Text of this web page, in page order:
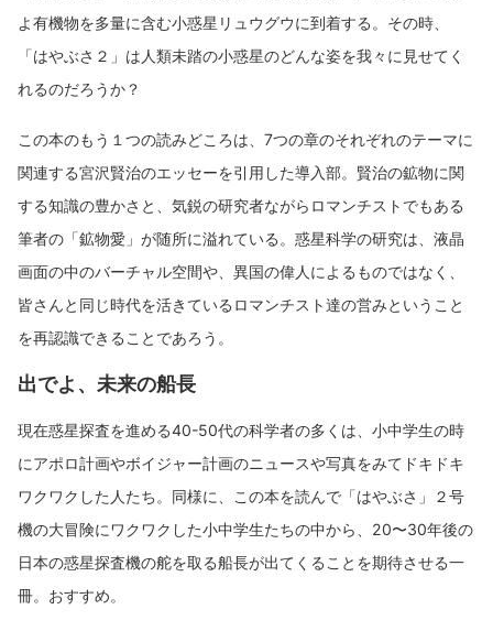
よ有機物を多量に含む小惑星リュウグウに到着する。その時、
「はやぶさ２」は人類未踏の小惑星のどんな姿を我々に見せてく
れるのだろうか？
この本のもう１つの読みどころは、7つの章のそれぞれのテーマに
関連する宮沢賢治のエッセーを引用した導入部。賢治の鉱物に関
する知識の豊かさと、気鋭の研究者ながらロマンチストでもある
筆者の「鉱物愛」が随所に溢れている。惑星科学の研究は、液晶
画面の中のバーチャル空間や、異国の偉人によるものではなく、
皆さんと同じ時代を活きているロマンチスト達の営みということ
を再認識できることであろう。
出でよ、未来の船長
現在惑星探査を進める40-50代の科学者の多くは、小中学生の時
にアポロ計画やボイジャー計画のニュースや写真をみてドキドキ
ワクワクした人たち。同様に、この本を読んで「はやぶさ」２号
機の大冒険にワクワクした小中学生たちの中から、20〜30年後の
日本の惑星探査機の舵を取る船長が出てくることを期待させる一
冊。おすすめ。